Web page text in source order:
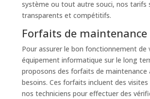
système ou tout autre souci, nos tarifs
transparents et compétitifs.
Forfaits de maintenance
Pour assurer le bon fonctionnement de
équipement informatique sur le long
proposons des forfaits de maintenance
besoins. Ces forfaits incluent des visites
nos techniciens pour effectuer des